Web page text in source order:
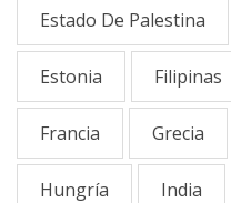
Estado De Palestina
Estonia Filipinas
Francia Grecia
Hungría India